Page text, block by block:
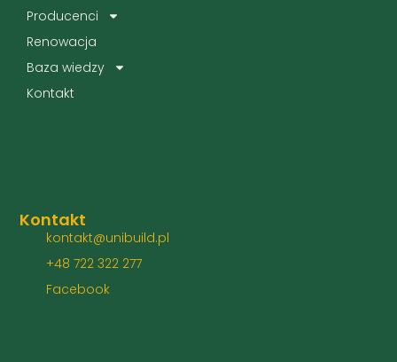
Producenci
Renowacja
Baza wiedzy
Kontakt
Kontakt
kontakt@unibuild.pl
+48 722 322 277
Facebook